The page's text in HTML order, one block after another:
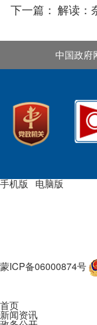
下一篇：
中国政府
手机版|电脑版
主办单位：奈曼旗人民
蒙ICP备06000874号
政府网站标识码：
首页
新闻资讯